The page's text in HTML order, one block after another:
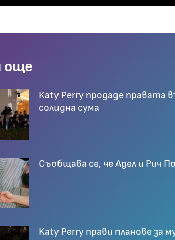
още
Katy Perry продаде правата
солидна сума
Съобщава се, че Адел и Рич
Katy Perry прави планове за